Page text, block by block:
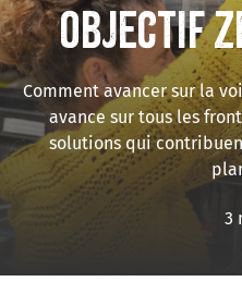
Objectif
Comment avancer sur la
avance sur tous les
solutions qui
3